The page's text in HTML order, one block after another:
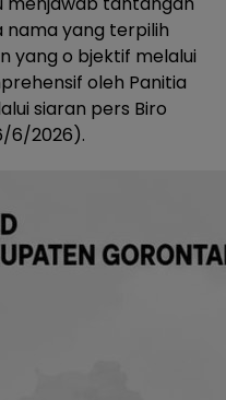
nama yang terpilih
yang o bjektif melalui
oleh Panitia
siaran pers Biro
6/2026).